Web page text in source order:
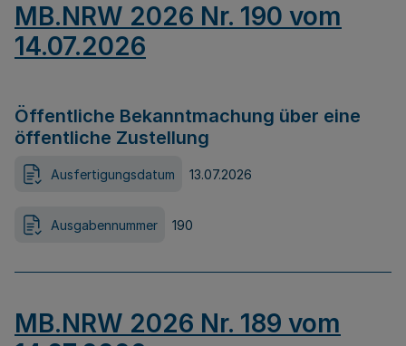
MB.NRW 2026 Nr. 190 vom
14.07.2026
Öffentliche Bekanntmachung über eine
öffentliche Zustellung
Ausfertigungsdatum 13.07.2026
Ausgabennummer 190
MB.NRW 2026 Nr. 189 vom